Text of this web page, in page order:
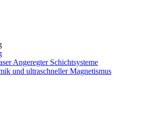
Angeregter Schichtsysteme
und ultraschneller Magnetismus